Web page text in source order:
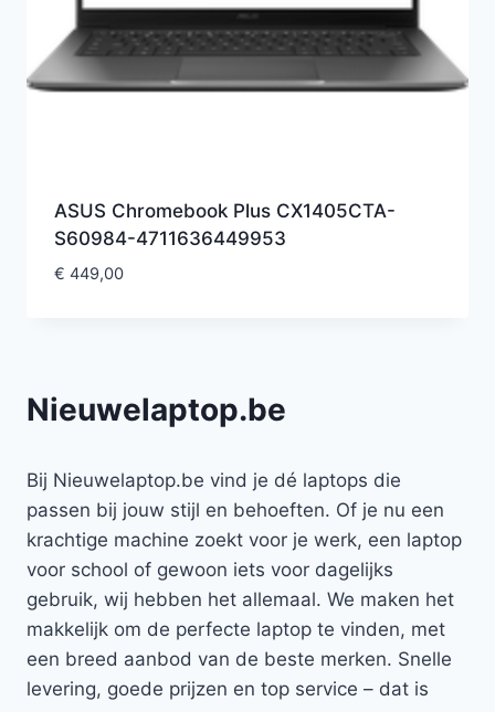
ASUS Chromebook Plus CX1405CTA-
S60984-4711636449953
€ 449,00
Nieuwelaptop.be
Bij Nieuwelaptop.be vind je dé laptops die
passen bij jouw stijl en behoeften. Of je nu een
krachtige machine zoekt voor je werk, een laptop
voor school of gewoon iets voor dagelijks
gebruik, wij hebben het allemaal. We maken het
makkelijk om de perfecte laptop te vinden, met
een breed aanbod van de beste merken. Snelle
levering, goede prijzen en top service – dat is